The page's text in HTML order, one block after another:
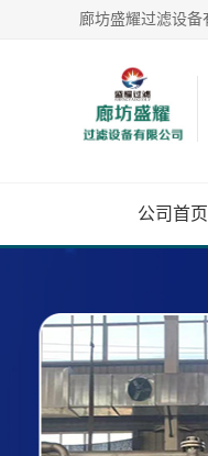
公司首页